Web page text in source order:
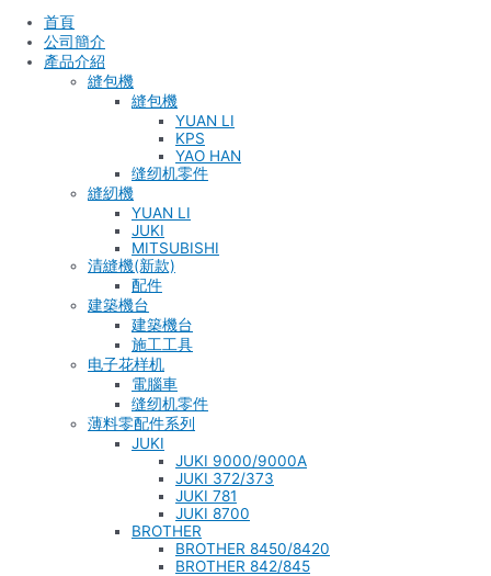
首頁
公司簡介
產品介紹
縫包機
縫包機
YUAN LI
KPS
YAO HAN
缝纫机零件
縫紉機
YUAN LI
JUKI
MITSUBISHI
清縫機(新款)
配件
建築機台
建築機台
施工工具
电子花样机
電腦車
缝纫机零件
薄料零配件系列
JUKI
JUKI 9000/9000A
JUKI 372/373
JUKI 781
JUKI 8700
BROTHER
BROTHER 8450/8420
BROTHER 842/845